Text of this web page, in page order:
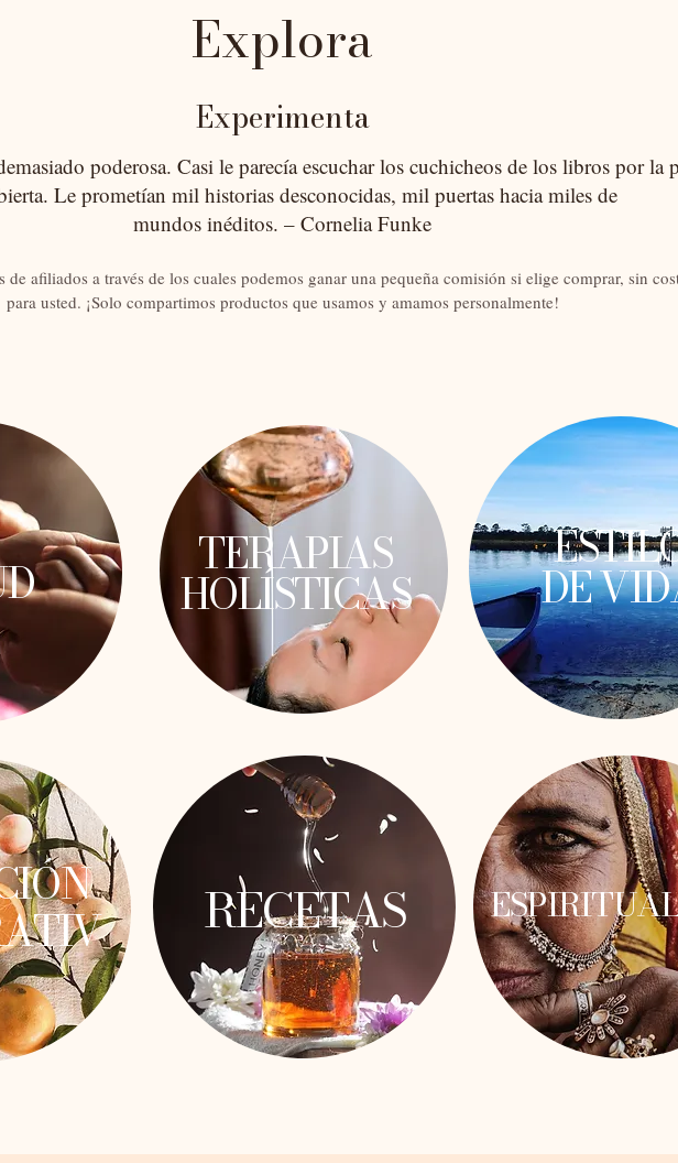
Explora
Experimenta
poderosa. Casi le parecía escuchar los cuchicheos de los libros por la
Le prometían mil historias desconocidas, mil puertas hacia miles de
mundos inéditos. – Cornelia Funke
de afiliados a través de los cuales podemos ganar una pequeña comisión si elige comprar, sin
para usted. ¡Solo compartimos productos que usamos y amamos personalmente!
TERAPIAS
HOLÍSTICAS DE
RECETAS